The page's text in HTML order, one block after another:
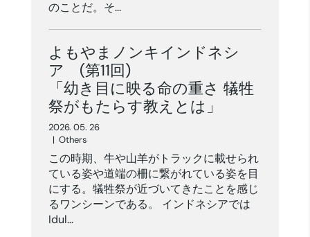
のことだ。そ...
よもやまノンキインドネシ
ア (第11回)
「幼き目に映る命の重さ 犠牲
祭がもたらす教えとは」
2026. 05. 26
| Others
この時期、牛や山羊がトラックに載せられ
ている姿や道端の柵に繋がれている姿を目
にする。犠牲祭が近づいてきたことを感じ
るワンシーンである。 インドネシアでは
Idul...